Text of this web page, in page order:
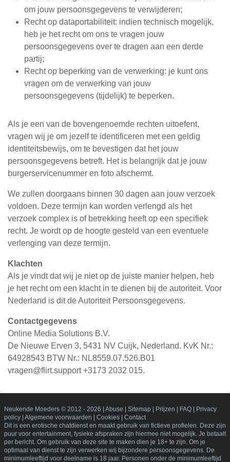
om jouw persoonsgegevens te verwijderen;
Recht op dataportabiliteit: indien technisch mogelijk,
heb je het recht om ons te vragen jouw
persoonsgegevens over te dragen aan een derde
partij;
Recht op beperking van de verwerking: je kunt ons
vragen om de verwerking van jouw
persoonsgegevens (tijdelijk) te beperken.
Als je een van de bovengenoemde rechten uitoefent,
vragen wij je om jezelf te identificeren met een geldig
identiteitsbewijs, om te bevestigen dat het jouw
persoonsgegevens betreft. Het is belangrijk dat je jouw
burgerservicenummer en foto afschermt.
We zullen doorgaans binnen 30 dagen aan jouw verzoek
voldoen. Deze termijn kan worden verlengd als het
verzoek complex is of betrekking heeft op een specifiek
recht. Je wordt op de hoogte gesteld van een eventuele
verlenging van deze termijn.
Klachten
Als je vindt dat wij je niet op de juiste manier helpen, heb
je het recht om een klacht in te dienen bij de autoriteit. Voor
Nederland is dit de Autoriteit Persoonsgegevens.
Contactgegevens
Online Media Solutions B.V.
De Nieuwe Erven 3, 5431 NV Cuijk, Nederland. KvK Nr.:
64928543 BTW Nr.: NL8559.07.526.B01
vragen@flirt.support +3173 2032 015.
Neukende Moeders © 2012 - 2026 Abuse Sitemap| Prijzen FAQ|
Privacy
policy| Algemene voorwaarden Cookies| Contact
Dit is een erotische chatdienst en maakt gebruik van fictieve profielen. Deze zijn
puur voor entertainment, fysieke afspraken zijn hiermee niet mogelijk. Je betaalt
per bericht. Om gebruik van deze site te maken dien je 18+ te zijn. Om je
optimaal van dienst te zijn verwerken wij bijzondere persoonsgegevens. De
minimumleeftijd voor deelname is 18 jaar. Personen onder de minimumleeftijd